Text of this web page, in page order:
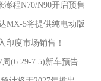
澎程N70/N90开启预售
MX-5将提供纯电动版
印度市场销售！
(6.29-7.5)新车预告